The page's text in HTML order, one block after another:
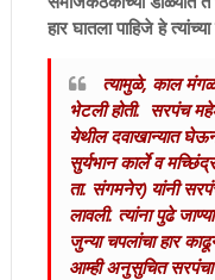
हार घातला पाहिजे हे
त्यामुळे, काल
भेटली होती. सरपंच
येथील दवाखान्यात
सुर्यभान कार्ले व
ता. संगमनेर) यांनी
लावली. त्यांना पुढे
जुन्या चपलांचा हार
आम्ही अनुसुचित